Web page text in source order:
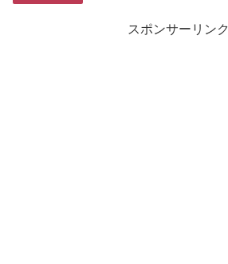
スポンサーリンク